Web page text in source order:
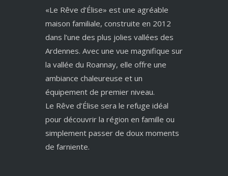
«Le Rêve d’Élise» est une agréable
maison familiale, construite en 2012
dans l’une des plus jolies vallées des
Ardennes. Avec une vue magnifique sur
la vallée du Roannay, elle offre une
ambiance chaleureuse et un
équipement de premier niveau.
Le Rêve d’Élise sera le refuge idéal
pour découvrir la région en famille ou
simplement passer de doux moments
de farniente.